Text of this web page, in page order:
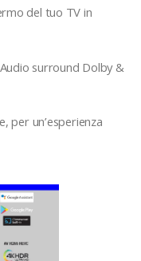
del tuo TV in
surround Dolby &
per un’esperienza